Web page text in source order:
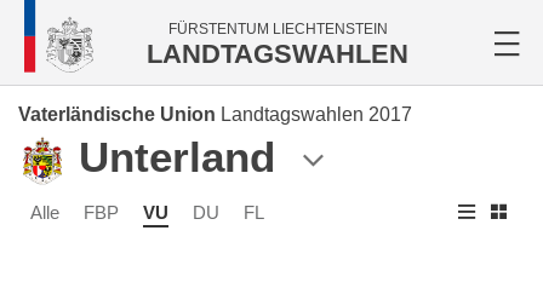
FÜRSTENTUM LIECHTENSTEIN
LANDTAGSWAHLEN
Vaterländische Union Landtagswahlen 2017
Unterland
Alle FBP VU DU FL